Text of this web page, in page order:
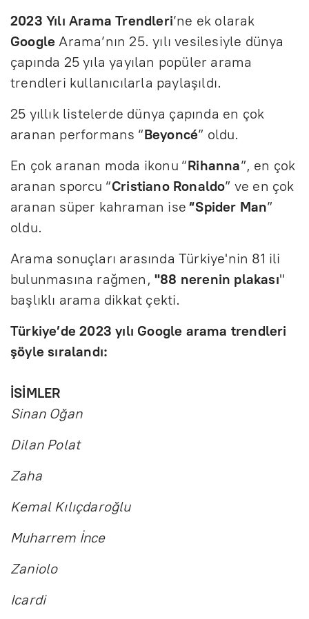
2023 Yılı Arama Trendleri’ne ek olarak
Google Arama’nın 25. yılı vesilesiyle dünya
çapında 25 yıla yayılan popüler arama
trendleri kullanıcılarla paylaşıldı.
25 yıllık listelerde dünya çapında en çok
aranan performans “Beyoncé” oldu.
En çok aranan moda ikonu “Rihanna”, en çok
aranan sporcu “Cristiano Ronaldo” ve en çok
aranan süper kahraman ise“Spider Man”
oldu.
Arama sonuçları arasında Türkiye'nin 81 ili
bulunmasına rağmen, "88 nerenin plakası"
başlıklı arama dikkat çekti.
Türkiye’de 2023 yılı Google arama trendleri
şöyle sıralandı:
İSİMLER
Sinan Oğan
Dilan Polat
Zaha
Kemal Kılıçdaroğlu
Muharrem İnce
Zaniolo
Icardi